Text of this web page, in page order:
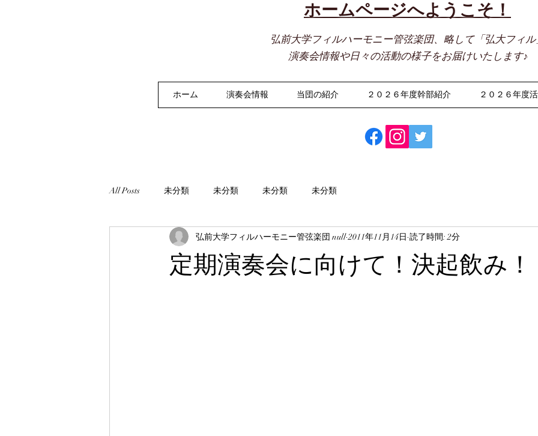
​ホームページへようこそ！
弘前大学フィルハーモニー管弦楽団、略して「弘大フィル
演奏会情報や日々の活動の様子をお届けいたします♪
ホーム 演奏会情報 当団の紹介 ２０２６年度幹部紹介 ２０２６年度
All Posts 未分類 未分類 未分類 未分類
定期演奏会に向けて！決起飲み
弘前大学フィルハーモニー管弦楽団 null 2011年11月14日 読了時間: 2分